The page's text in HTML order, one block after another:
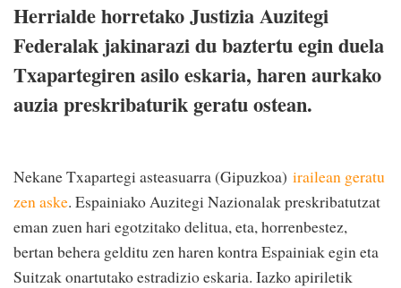
Herrialde horretako Justizia Auzitegi
Federalak jakinarazi du baztertu egin duela
Txapartegiren asilo eskaria, haren aurkako
auzia preskribaturik geratu ostean.
Nekane Txapartegi asteasuarra (Gipuzkoa) irailean geratu
zen aske. Espainiako Auzitegi Nazionalak preskribatutzat
eman zuen hari egotzitako delitua, eta, horrenbestez,
bertan behera gelditu zen haren kontra Espainiak egin eta
Suitzak onartutako estradizio eskaria. Iazko apiriletik